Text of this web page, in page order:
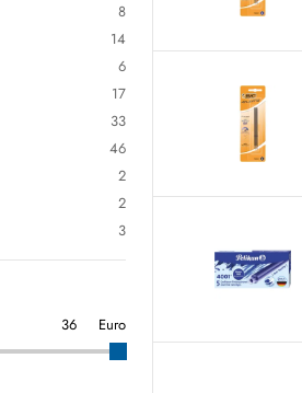
8
14
6
17
33
46
2
2
3
Euro